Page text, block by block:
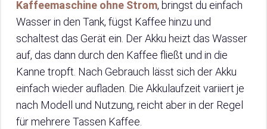
Kaffeemaschine ohne Strom, bringst du einfach
Wasser in den Tank, fügst Kaffee hinzu und
schaltest das Gerät ein. Der Akku heizt das Wasser
auf, das dann durch den Kaffee fließt und in die
Kanne tropft. Nach Gebrauch lässt sich der Akku
einfach wieder aufladen. Die Akkulaufzeit variiert je
nach Modell und Nutzung, reicht aber in der Regel
für mehrere Tassen Kaffee.